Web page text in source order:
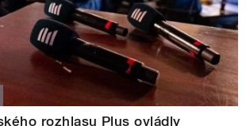
rozhlasu Plus ovládly